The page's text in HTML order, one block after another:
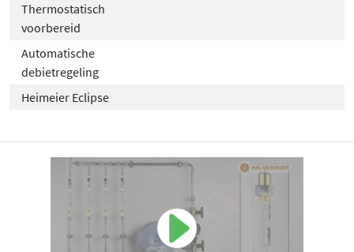
Thermostatisch
voorbereid
Automatische
debietregeling
Heimeier Eclipse